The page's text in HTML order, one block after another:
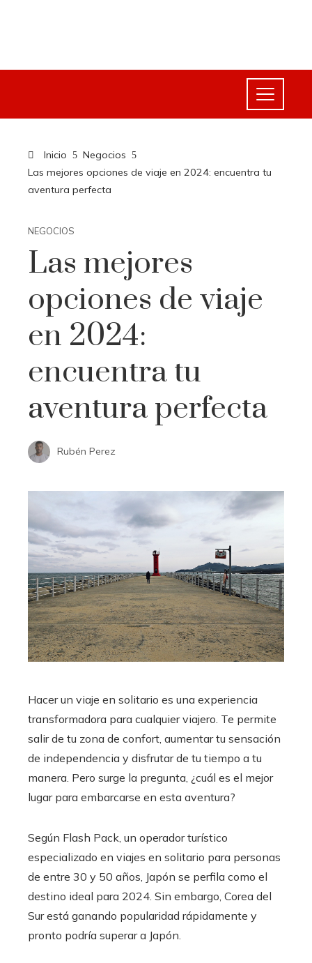
Inicio
Negocios
Las mejores opciones de viaje en 2024: encuentra tu
aventura perfecta
NEGOCIOS
Las mejores
opciones de viaje
en 2024:
encuentra tu
aventura perfecta
Rubén Perez
Hacer un viaje en solitario es una experiencia
transformadora para cualquier viajero. Te permite
salir de tu zona de confort, aumentar tu sensación
de independencia y disfrutar de tu tiempo a tu
manera. Pero surge la pregunta, ¿cuál es el mejor
lugar para embarcarse en esta aventura?
Según Flash Pack, un operador turístico
especializado en viajes en solitario para personas
de entre 30 y 50 años, Japón se perfila como el
destino ideal para 2024. Sin embargo, Corea del
Sur está ganando popularidad rápidamente y
pronto podría superar a Japón.